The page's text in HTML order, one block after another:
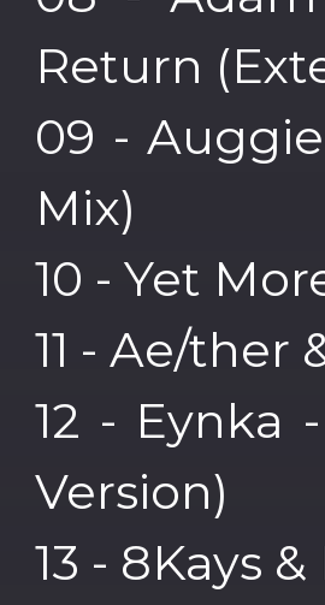
Return
09 -
Mix)
10 - Yet
11 - Ae/
12 - Eynka
Version)
13 - 8Kays